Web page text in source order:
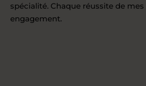
spécialité. Chaque réussite de
engagement.